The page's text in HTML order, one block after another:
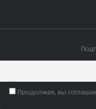
Продолжая, вы